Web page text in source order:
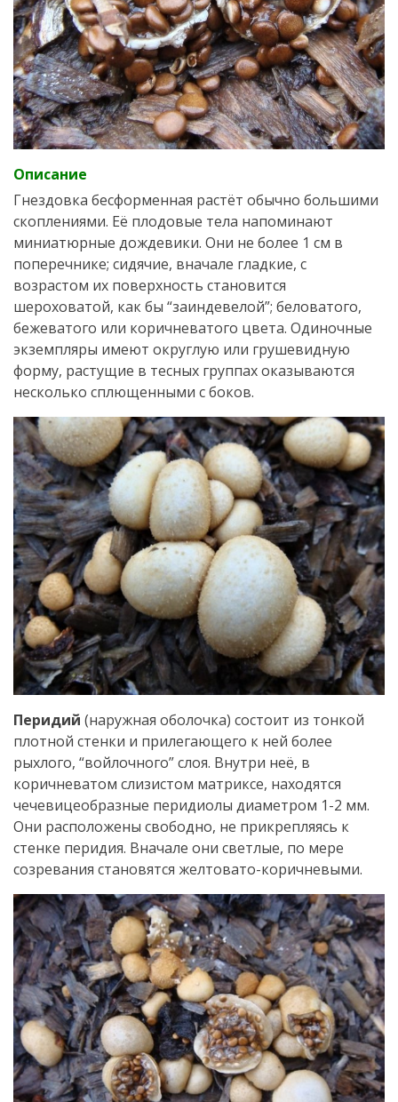
Описание
Гнездовка бесформенная растёт обычно большими
скоплениями. Её плодовые тела напоминают
миниатюрные дождевики. Они не более 1 см в
поперечнике; сидячие, вначале гладкие, с
возрастом их поверхность становится
шероховатой, как бы “заиндевелой”; беловатого,
бежеватого или коричневатого цвета. Одиночные
экземпляры имеют округлую или грушевидную
форму, растущие в тесных группах оказываются
несколько сплющенными с боков.
Перидий (наружная оболочка) состоит из тонкой
плотной стенки и прилегающего к ней более
рыхлого, “войлочного” слоя. Внутри неё, в
коричневатом слизистом матриксе, находятся
чечевицеобразные перидиолы диаметром 1-2 мм.
Они расположены свободно, не прикрепляясь к
стенке перидия. Вначале они светлые, по мере
созревания становятся желтовато-коричневыми.